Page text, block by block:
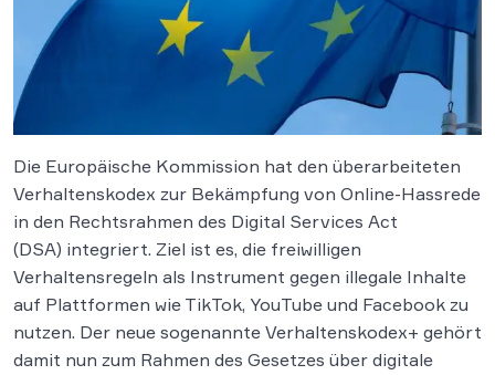
Die Europäische Kommission hat den überarbeiteten
Verhaltenskodex zur Bekämpfung von Online-Hassrede
in den Rechtsrahmen des Digital Services Act
(DSA) integriert. Ziel ist es, die freiwilligen
Verhaltensregeln als Instrument gegen illegale Inhalte
auf Plattformen wie TikTok, YouTube und Facebook zu
nutzen. Der neue sogenannte Verhaltenskodex+ gehört
damit nun zum Rahmen des Gesetzes über digitale